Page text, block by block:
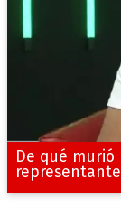
De qué murió